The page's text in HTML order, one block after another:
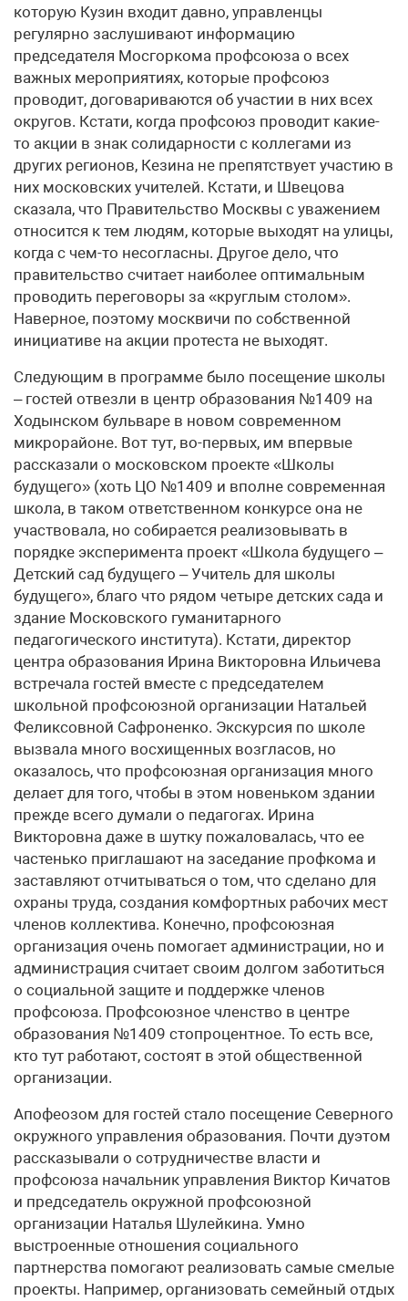
которую Кузин входит давно, управленцы
регулярно заслушивают информацию
председателя Мосгоркома профсоюза о всех
важных мероприятиях, которые профсоюз
проводит, договариваются об участии в них всех
округов. Кстати, когда профсоюз проводит какие-
то акции в знак солидарности с коллегами из
других регионов, Кезина не препятствует участию в
них московских учителей. Кстати, и Швецова
сказала, что Правительство Москвы с уважением
относится к тем людям, которые выходят на улицы,
когда с чем-то несогласны. Другое дело, что
правительство считает наиболее оптимальным
проводить переговоры за «круглым столом».
Наверное, поэтому москвичи по собственной
инициативе на акции протеста не выходят.
Следующим в программе было посещение школы
– гостей отвезли в центр образования №1409 на
Ходынском бульваре в новом современном
микрорайоне. Вот тут, во-первых, им впервые
рассказали о московском проекте «Школы
будущего» (хоть ЦО №1409 и вполне современная
школа, в таком ответственном конкурсе она не
участвовала, но собирается реализовывать в
порядке эксперимента проект «Школа будущего –
Детский сад будущего – Учитель для школы
будущего», благо что рядом четыре детских сада и
здание Московского гуманитарного
педагогического института). Кстати, директор
центра образования Ирина Викторовна Ильичева
встречала гостей вместе с председателем
школьной профсоюзной организации Натальей
Феликсовной Сафроненко. Экскурсия по школе
вызвала много восхищенных возгласов, но
оказалось, что профсоюзная организация много
делает для того, чтобы в этом новеньком здании
прежде всего думали о педагогах. Ирина
Викторовна даже в шутку пожаловалась, что ее
частенько приглашают на заседание профкома и
заставляют отчитываться о том, что сделано для
охраны труда, создания комфортных рабочих мест
членов коллектива. Конечно, профсоюзная
организация очень помогает администрации, но и
администрация считает своим долгом заботиться
о социальной защите и поддержке членов
профсоюза. Профсоюзное членство в центре
образования №1409 стопроцентное. То есть все,
кто тут работают, состоят в этой общественной
организации.
Апофеозом для гостей стало посещение Северного
окружного управления образования. Почти дуэтом
рассказывали о сотрудничестве власти и
профсоюза начальник управления Виктор Кичатов
и председатель окружной профсоюзной
организации Наталья Шулейкина. Умно
выстроенные отношения социального
партнерства помогают реализовать самые смелые
проекты. Например, организовать семейный отдых